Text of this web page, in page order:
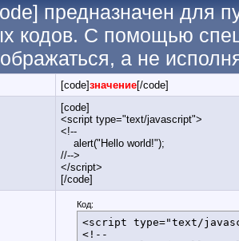
предназначен для
кодов. С помощью
а не
[code]значение[/code]
[code]
<script type="text/javascript">
<!--
alert("Hello world!");
//-->
</script>
[/code]
Код:
<script type="text/
<!--